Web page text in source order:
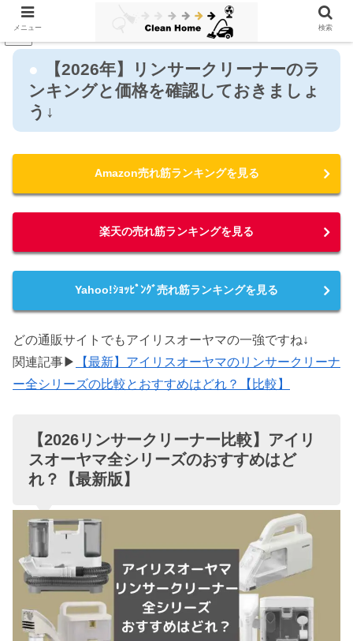
【2026年】リンサークリーナーのラ
ンキングと価格を確認しておきましょ
う↓
Amazon売れ筋ランキングを見る
楽天の売れ筋ランキングを見る
Yahoo!ｼｮｯﾋﾟﾝｸﾞ売れ筋ランキングを見る
どの通販サイトでもアイリスオーヤマの一強ですね↓
関連記事▶
【最新】アイリスオーヤマのリンサークリーナ
ー全シリーズの比較とおすすめはどれ？【比較】
【2026リンサークリーナー比較】アイリ
スオーヤマ全シリーズのおすすめはど
れ？【最新版】
メニュー 検索